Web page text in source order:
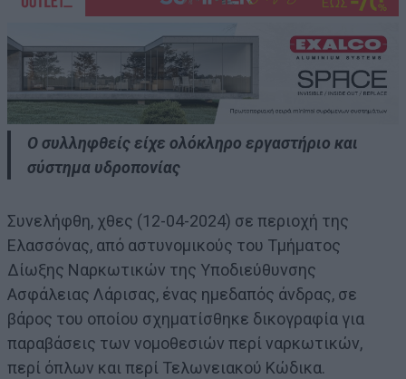
Ο συλληφθείς είχε ολόκληρο εργαστήριο και
σύστημα υδροπονίας
Συνελήφθη, χθες (12-04-2024) σε περιοχή της
Ελασσόνας, από αστυνομικούς του Τμήματος
Δίωξης Ναρκωτικών της Υποδιεύθυνσης
Ασφάλειας Λάρισας, ένας ημεδαπός άνδρας, σε
βάρος του οποίου σχηματίσθηκε δικογραφία για
παραβάσεις των νομοθεσιών περί ναρκωτικών,
περί όπλων και περί Τελωνειακού Κώδικα.